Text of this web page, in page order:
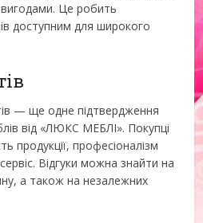
Це робить
доступним для широкого
— ще одне підтвердження
від «ЛЮКС МЕБЛІ». Покупці
продукції, професіоналізм
Відгуки можна знайти на
а також на незалежних